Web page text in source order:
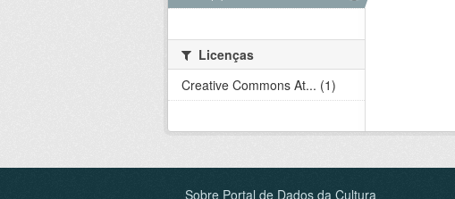
Licenças
Creative Commons At... (1)
Sobre Portal de Dados da Cultura